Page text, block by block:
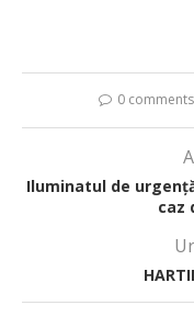
0 comments
Iluminatul de
caz